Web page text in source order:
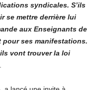
syndicales. S’ils
se mettre derrière lui
aux Enseignants de
pour ses manifestations.
vont trouver la loi